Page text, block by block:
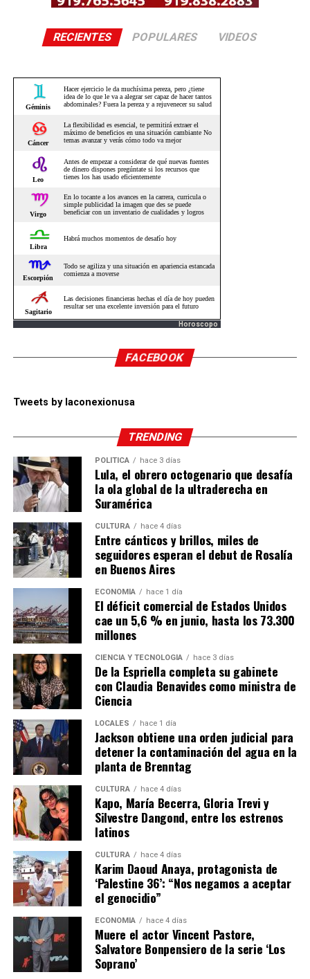
RECIENTES POPULARES VIDEOS
Horoscopo
FACEBOOK
Tweets by laconexionusa
TRENDING
POLÍTICA hace 3 días
Lula, el obrero octogenario que desafía
la ola global de la ultraderecha en
Suramérica
CULTURA hace 4 días
Entre cánticos y brillos, miles de
seguidores esperan el debut de Rosalía
en Buenos Aires
ECONOMÍA hace 1 día
El déficit comercial de Estados Unidos
cae un 5,6 % en junio, hasta los 73.300
millones
CIENCIA Y TECNOLOGÍA hace 3 días
De la Espriella completa su gabinete
con Claudia Benavides como ministra de
Ciencia
LOCALES hace 1 día
Jackson obtiene una orden judicial para
detener la contaminación del agua en la
planta de Brenntag
CULTURA hace 4 días
Kapo, María Becerra, Gloria Trevi y
Silvestre Dangond, entre los estrenos
latinos
CULTURA hace 4 días
Karim Daoud Anaya, protagonista de
‘Palestine 36’: “Nos negamos a aceptar
el genocidio”
ECONOMÍA hace 4 días
Muere el actor Vincent Pastore,
Salvatore Bonpensiero de la serie ‘Los
Soprano’